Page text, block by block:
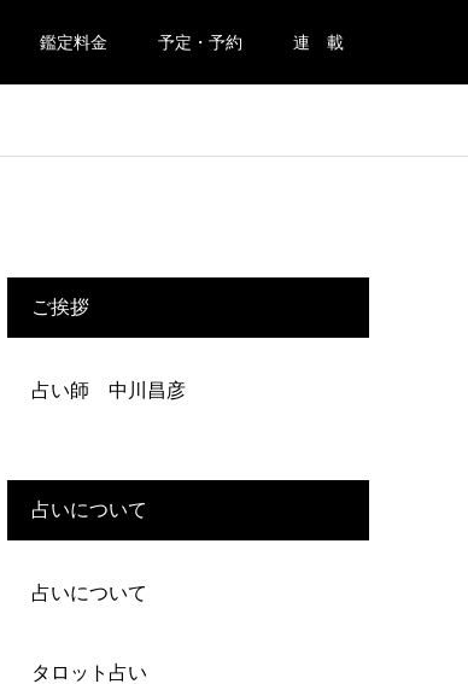
鑑定料金 予定・予約 連 載
ご挨拶
占い師 中川昌彦
占いについて
占いについて
タロット占い